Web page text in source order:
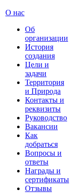
О нас
Об
организации
История
создания
Цели и
задачи
Территория
и Природа
Контакты и
реквизиты
Руководство
Вакансии
Как
добраться
Вопросы и
ответы
Награды и
сертификаты
Отзывы